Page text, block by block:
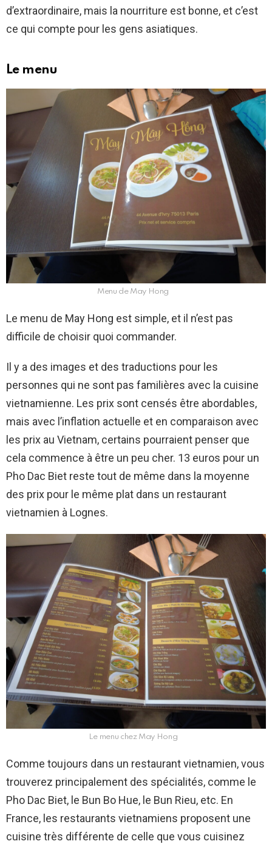
d’extraordinaire, mais la nourriture est bonne, et c’est
ce qui compte pour les gens asiatiques.
Le menu
Menu de May Hong
Le menu de May Hong est simple, et il n’est pas
difficile de choisir quoi commander.
Il y a des images et des traductions pour les
personnes qui ne sont pas familières avec la cuisine
vietnamienne. Les prix sont censés être abordables,
mais avec l’inflation actuelle et en comparaison avec
les prix au Vietnam, certains pourraient penser que
cela commence à être un peu cher. 13 euros pour un
Pho Dac Biet reste tout de même dans la moyenne
des prix pour le même plat dans un restaurant
vietnamien à Lognes.
Le menu chez May Hong
Comme toujours dans un restaurant vietnamien, vous
trouverez principalement des spécialités, comme le
Pho Dac Biet, le Bun Bo Hue, le Bun Rieu, etc. En
France, les restaurants vietnamiens proposent une
cuisine très différente de celle que vous cuisinez